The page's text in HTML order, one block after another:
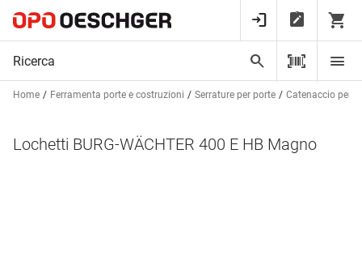
Home Ferramenta porte e costruzioni Serrature per porte Catenaccio per
Lochetti BURG-WÄCHTER 400 E HB Magno